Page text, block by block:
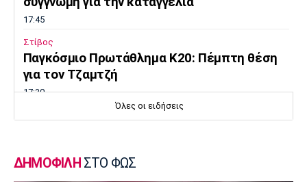
17:45
Στίβος
Παγκόσμιο Πρωτάθλημα Κ20: Πέμπτη θέση
για τον Τζαμτζή
17:30
17:14
Όλες οι ειδήσεις
ΔΗΜΟΦΙΛΗ ΣΤΟ ΦΩΣ